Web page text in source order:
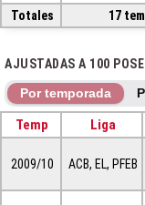
Totales
17
AJUSTADAS A 100
Por temporada
Temp Liga
2009/10 ACB, EL, PFEB